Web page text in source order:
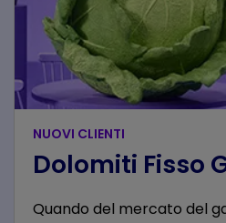
NUOVI CLIENTI
Dolomiti Fisso
Quando del mercato del